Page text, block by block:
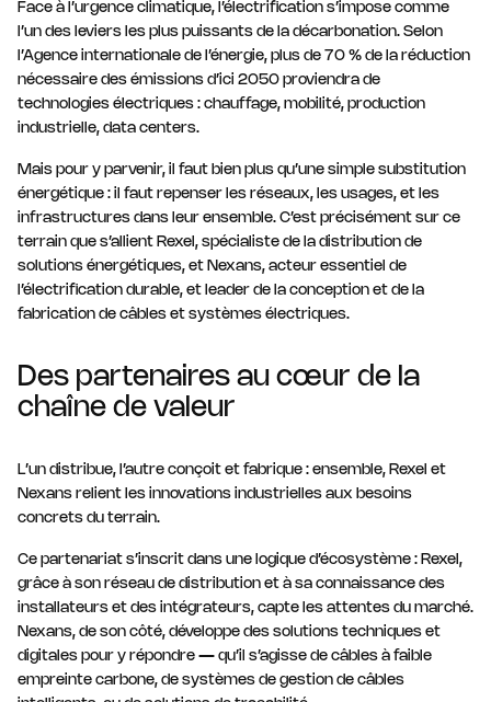
Face à l’urgence climatique, l’électrification s’impose comme
l’un des leviers les plus puissants de la décarbonation. Selon
l’Agence internationale de l’énergie, plus de 70 % de la réduction
nécessaire des émissions d’ici 2050 proviendra de
technologies électriques : chauffage, mobilité, production
industrielle, data centers.
Mais pour y parvenir, il faut bien plus qu’une simple substitution
énergétique : il faut repenser les réseaux, les usages, et les
infrastructures dans leur ensemble. C’est précisément sur ce
terrain que s’allient Rexel, spécialiste de la distribution de
solutions énergétiques, et Nexans, acteur essentiel de
l’électrification durable, et leader de la conception et de la
fabrication de câbles et systèmes électriques.
Des partenaires au cœur de la
chaîne de valeur
L’un distribue, l’autre conçoit et fabrique : ensemble, Rexel et
Nexans relient les innovations industrielles aux besoins
concrets du terrain.
Ce partenariat s’inscrit dans une logique d’écosystème : Rexel,
grâce à son réseau de distribution et à sa connaissance des
installateurs et des intégrateurs, capte les attentes du marché.
Nexans, de son côté, développe des solutions techniques et
digitales pour y répondre — qu’il s’agisse de câbles à faible
empreinte carbone, de systèmes de gestion de câbles